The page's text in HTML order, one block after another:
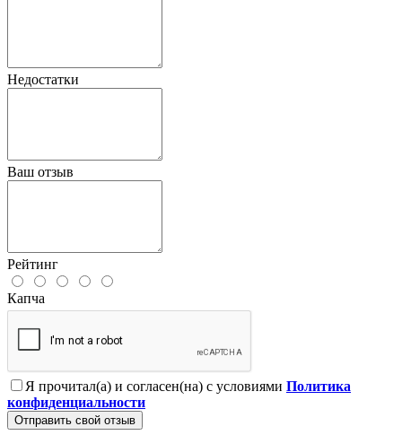
Недостатки
Ваш отзыв
Рейтинг
Капча
Я прочитал(а) и согласен(на) с условиями Политика
конфиденциальности
Отправить свой отзыв